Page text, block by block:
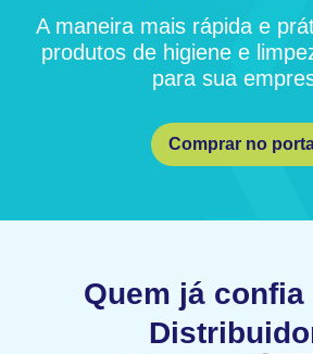
A maneira mais rápida e
produtos de higiene e
para sua
Comprar no
Quem já confia